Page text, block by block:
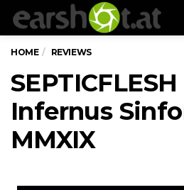
HOME REVIEWS
SEPTICFLESH
Infernus
MMXIX